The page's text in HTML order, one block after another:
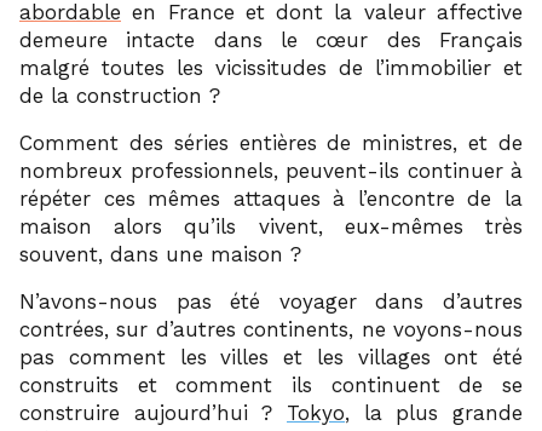
abordable en France et dont la valeur affective
demeure intacte dans le cœur des Français
malgré toutes les vicissitudes de l’immobilier et
de la construction ?
Comment des séries entières de ministres, et de
nombreux professionnels, peuvent-ils continuer à
répéter ces mêmes attaques à l’encontre de la
maison alors qu’ils vivent, eux-mêmes très
souvent, dans une maison ?
N’avons-nous pas été voyager dans d’autres
contrées, sur d’autres continents, ne voyons-nous
pas comment les villes et les villages ont été
construits et comment ils continuent de se
construire aujourd’hui ? Tokyo, la plus grande